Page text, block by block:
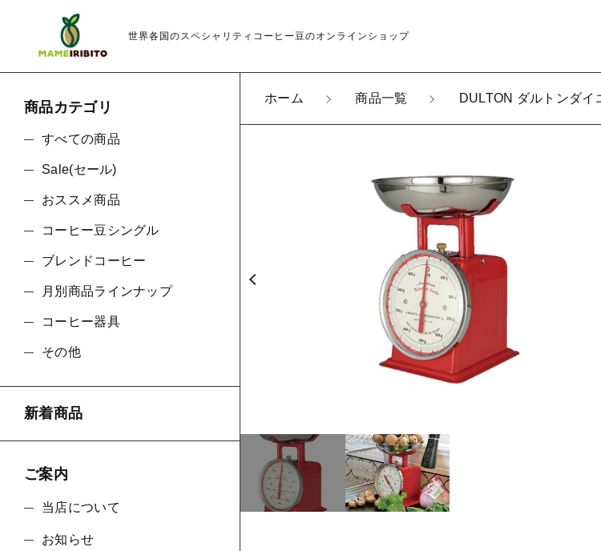
世界各国のスペシャリティコーヒー豆のオンラインショップ
ホーム 商品一覧 DULTON ダルトンダ
商品カテゴリ
すべての商品
Sale(セール)
おススメ商品
コーヒー豆シングル
ブレンドコーヒー
月別商品ラインナップ
コーヒー器具
その他
新着商品
ご案内
当店について
お知らせ
DULTON ダルトンダイエットスケール RED
ショッピングを続ける